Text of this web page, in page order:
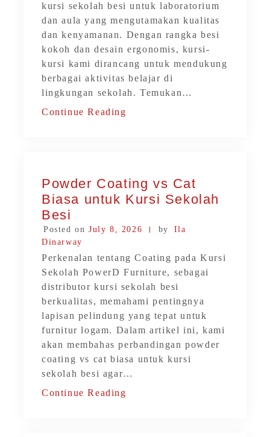
kursi sekolah besi untuk laboratorium
dan aula yang mengutamakan kualitas
dan kenyamanan. Dengan rangka besi
kokoh dan desain ergonomis, kursi-
kursi kami dirancang untuk mendukung
berbagai aktivitas belajar di
lingkungan sekolah. Temukan…
Continue Reading
Powder Coating vs Cat
Biasa untuk Kursi Sekolah
Besi
Posted on July 8, 2026 by
Ila
Dinarway
Perkenalan tentang Coating pada Kursi
Sekolah PowerD Furniture, sebagai
distributor kursi sekolah besi
berkualitas, memahami pentingnya
lapisan pelindung yang tepat untuk
furnitur logam. Dalam artikel ini, kami
akan membahas perbandingan powder
coating vs cat biasa untuk kursi
sekolah besi agar…
Continue Reading